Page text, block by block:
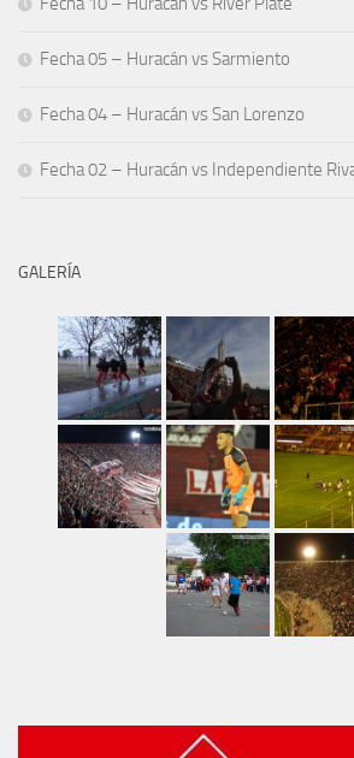
Fecha 05 – Huracán vs Sarmiento
Fecha 04 – Huracán vs San Lorenzo
Fecha 02 – Huracán vs Independiente
GALERÍA